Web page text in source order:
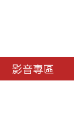
影音專區